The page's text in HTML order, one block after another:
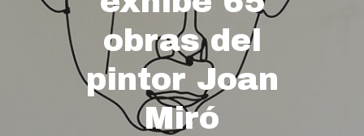
obras del
pintor Joan
Miró